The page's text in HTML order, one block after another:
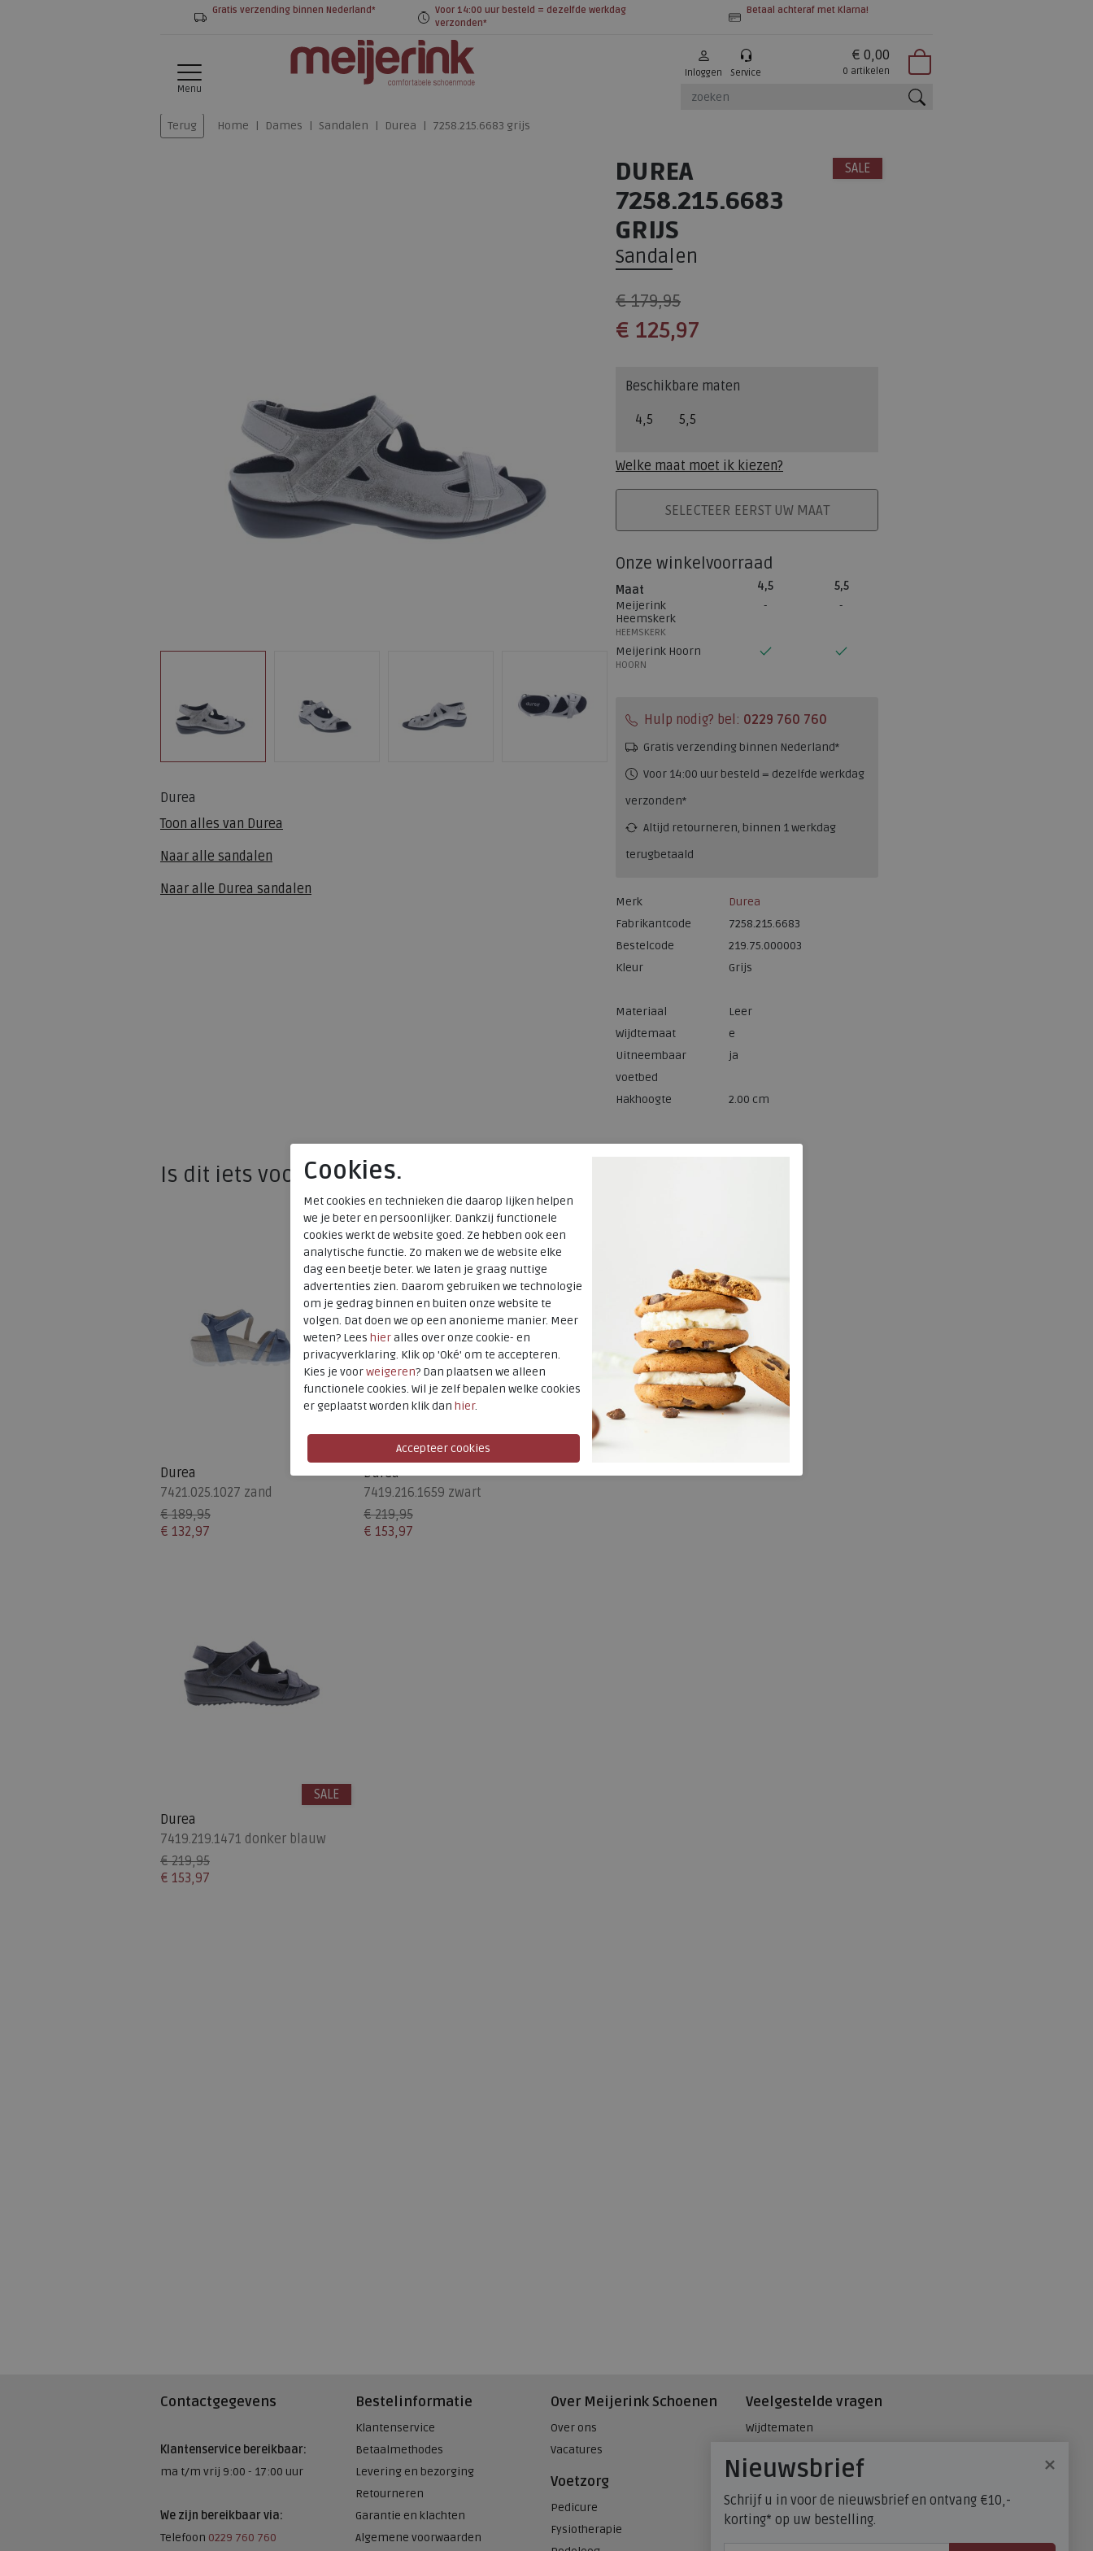
Gratis verzending binnen Nederland*
Voor 14:00 uur besteld = dezelfde werkdag
verzonden*
Betaal achteraf met Klarna!
Menu
Inloggen Service
€ 0,00
0 artikelen
Terug Home Dames Sandalen Durea 7258.215.6683 grijs
Durea
Toon alles van Durea
Naar alle sandalen
Naar alle Durea sandalen
SALE
DUREA
7258.215.6683
GRIJS
Sandalen
€ 179,95
€ 125,97
Beschikbare maten
4,5 5,5
Welke maat moet ik kiezen?
PLAATS IN WINKELMAND
SELECTEER EERST UW MAAT
Onze winkelvoorraad
Maat 4,5
5,5
Meijerink
Heemskerk
HEEMSKERK
Meijerink Hoorn
HOORN
Hulp nodig? bel: 0229 760 760
Gratis verzending binnen Nederland*
Voor 14:00 uur besteld = dezelfde werkdag
verzonden*
Altijd retourneren, binnen 1 werkdag
terugbetaald
Merk
Durea
Fabrikantcode
7258.215.6683
Bestelcode
219.75.000003
Kleur
Grijs
Materiaal
Leer
Wijdtemaat
e
Uitneembaar
voetbed
ja
Hakhoogte 2.00 cm
Is dit iets voor u?
Durea
7421.025.1027 zand
€ 189,95
€ 132,97
Durea
7419.216.1659 zwart
€ 219,95
€ 153,97
Durea
7419.219.1471 donker blauw
€ 219,95
€ 153,97
SALE
Contactgegevens
Klantenservice bereikbaar:
ma t/m vrij 9:00 - 17:00 uur
We zijn bereikbaar via:
Telefoon 0229 760 760
Bestelinformatie
Klantenservice
Betaalmethodes
Levering en bezorging
Retourneren
Garantie en klachten
Algemene voorwaarden
Over Meijerink Schoenen
Over ons
Vacatures
Voetzorg
Pedicure
Fysiotherapie
Veelgestelde vragen
Wijdtematen
Maatadvies, wat is mijn
schoenmaat?
FitFlop - maatadvies
×
Nieuwsbrief
Schrijf u in voor de nieuwsbrief en ontvang €10,-
korting* op uw bestelling.
Cookies.
Met cookies en technieken die daarop lijken helpen
we je beter en persoonlijker. Dankzij functionele
cookies werkt de website goed. Ze hebben ook een
analytische functie. Zo maken we de website elke
dag een beetje beter. We laten je graag nuttige
advertenties zien. Daarom gebruiken we technologie
om je gedrag binnen en buiten onze website te
volgen. Dat doen we op een anonieme manier. Meer
weten? Lees hieralles over onze cookie- en
privacyverklaring. Klik op 'Oké' om te accepteren.
Kies je voorweigeren? Dan plaatsen we alleen
functionele cookies. Wil je zelf bepalen welke cookies
er geplaatst worden klik dan hier.